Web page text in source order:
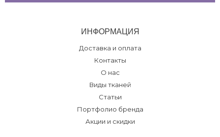
ИНФОРМАЦИЯ
Доставка и оплата
Контакты
О нас
Виды тканей
Статьи
Портфолио бренда
Акции и скидки